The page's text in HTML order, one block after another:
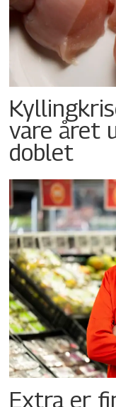
vare året
doblet
Extra er